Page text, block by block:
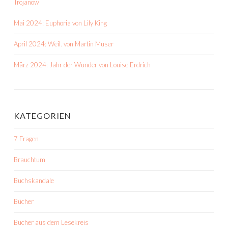
Trojanow
Mai 2024: Euphoria von Lily King
April 2024: Weil. von Martin Muser
März 2024: Jahr der Wunder von Louise Erdrich
KATEGORIEN
7 Fragen
Brauchtum
Buchskandale
Bücher
Bücher aus dem Lesekreis